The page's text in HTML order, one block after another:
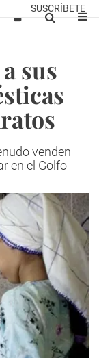
SUSCRÍBETE
sus
venden
en el Golfo